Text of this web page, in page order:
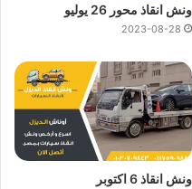
ونش انقاذ محور 26 يوليو
2023-08-28
ونش انقاذ 6 اكتوبر